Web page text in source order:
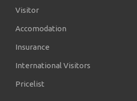
Visitor
Accomodation
Insurance
International Visitors
Pricelist